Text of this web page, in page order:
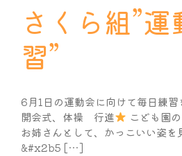
さくら組”
習”
6月1日の運動会に向けて毎日練習
開会式、体操 行進
こども園
お姉さんとして、かっこいい姿を
&#x2b5 […]